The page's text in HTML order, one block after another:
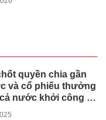
quyền chia gần
và cổ phiếu thưởng
nước khởi công -